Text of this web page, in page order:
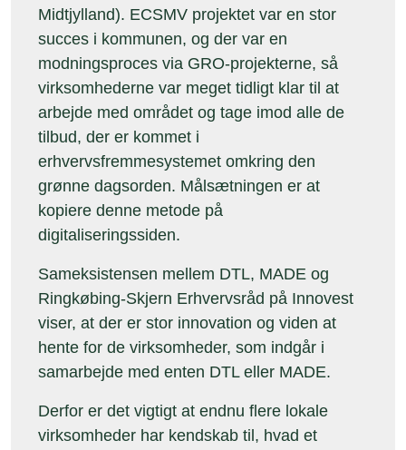
Midtjylland). ECSMV projektet var en stor
succes i kommunen, og der var en
modningsproces via GRO-projekterne, så
virksomhederne var meget tidligt klar til at
arbejde med området og tage imod alle de
tilbud, der er kommet i
erhvervsfremmesystemet omkring den
grønne dagsorden. Målsætningen er at
kopiere denne metode på
digitaliseringssiden.
Sameksistensen mellem DTL, MADE og
Ringkøbing-Skjern Erhvervsråd på Innovest
viser, at der er stor innovation og viden at
hente for de virksomheder, som indgår i
samarbejde med enten DTL eller MADE.
Derfor er det vigtigt at endnu flere lokale
virksomheder har kendskab til, hvad et